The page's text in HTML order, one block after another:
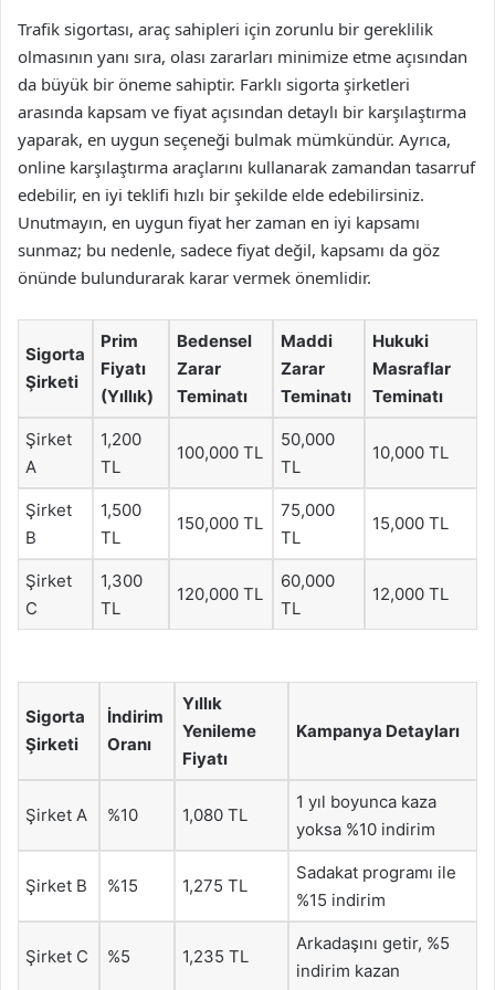
Trafik sigortası, araç sahipleri için zorunlu bir gereklilik
olmasının yanı sıra, olası zararları minimize etme açısından
da büyük bir öneme sahiptir. Farklı sigorta şirketleri
arasında kapsam ve fiyat açısından detaylı bir karşılaştırma
yaparak, en uygun seçeneği bulmak mümkündür. Ayrıca,
online karşılaştırma araçlarını kullanarak zamandan tasarruf
edebilir, en iyi teklifi hızlı bir şekilde elde edebilirsiniz.
Unutmayın, en uygun fiyat her zaman en iyi kapsamı
sunmaz; bu nedenle, sadece fiyat değil, kapsamı da göz
önünde bulundurarak karar vermek önemlidir.
Sigorta
Şirketi
Prim
Fiyatı
(Yıllık)
Bedensel
Zarar
Teminatı
Maddi
Zarar
Teminatı
Hukuki
Masraflar
Teminatı
Şirket
A
1,200
TL
100,000 TL
50,000
TL
10,000 TL
Şirket
B
1,500
TL
150,000 TL
75,000
TL
15,000 TL
Şirket
C
1,300
TL
120,000 TL
60,000
TL
12,000 TL
Sigorta
Şirketi
İndirim
Oranı
Yıllık
Yenileme
Fiyatı
Kampanya Detayları
Şirket A %10 1,080 TL
1 yıl boyunca kaza
yoksa %10 indirim
Şirket B %15 1,275 TL
Sadakat programı ile
%15 indirim
Şirket C %5 1,235 TL
Arkadaşını getir, %5
indirim kazan